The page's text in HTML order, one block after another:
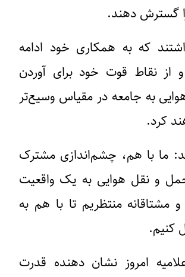
گسترش دهند.
که به همکاری خود ادامه
از نقاط قوت خود برای آوردن
به جامعه در مقیاس وسیع‌تر
کرد.
ما با هم، چشم‌اندازی مشترک
و نقل هوایی به یک واقعیت
و مشتاقانه منتظریم تا با هم به
کنیم.
امروز نشان دهنده قدرت